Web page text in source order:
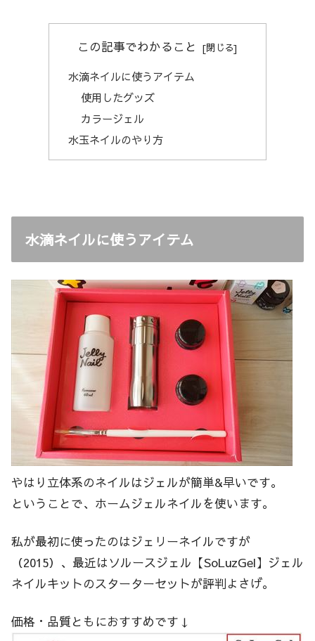
この記事でわかること
水滴ネイルに使うアイテム
使用したグッズ
カラージェル
水玉ネイルのやり方
水滴ネイルに使うアイテム
やはり立体系のネイルはジェルが簡単&早いです。
ということで、ホームジェルネイルを使います。
私が最初に使ったのはジェリーネイルですが
（2015）、最近はソルースジェル【SoLuzGel】ジェル
ネイルキットのスターターセットが評判よさげ。
価格・品質ともにおすすめです↓